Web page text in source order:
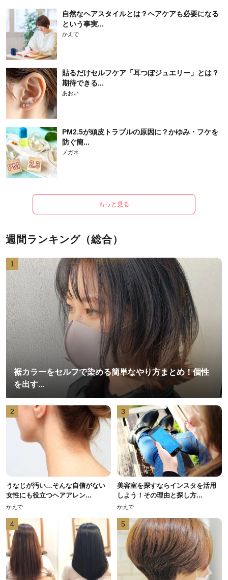
自然なヘアスタイルとは？ヘアケアも必要になる
という事実...
かえで
貼るだけセルフケア「耳つぼジュエリー」とは？
期待できる...
あおい
PM2.5が頭皮トラブルの原因に？かゆみ・フケを
防ぐ簡...
メガネ
もっと見る
週間ランキング（総合）
1
裾カラーをセルフで染める簡単なやり方まとめ！個性
を出す...
2
うなじが汚い…そんな自信がない
女性にも役立つヘアアレン...
かえで
3
美容室を探すならインスタを活用
しよう！その理由と探し方...
かえで
4 5